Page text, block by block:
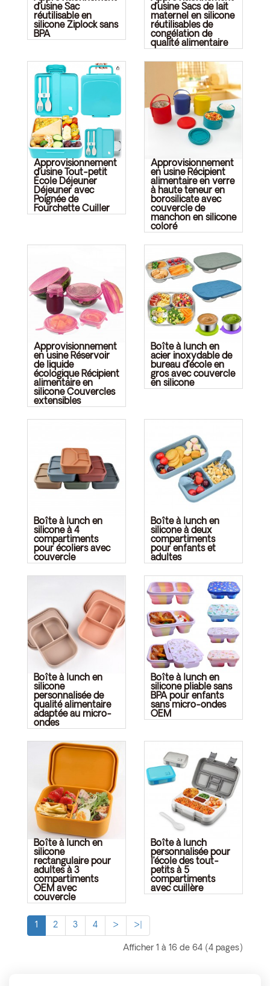
d’usine Sac
réutilisable en
silicone Ziplock sans
BPA
d’usine Sacs de lait
maternel en silicone
réutilisables de
congélation de
qualité alimentaire
Approvisionnement
d’usine Tout-petit
École Déjeuner
Déjeuner avec
Poignée de
Fourchette Cuiller
Approvisionnement
en usine Récipient
alimentaire en verre
à haute teneur en
borosilicate avec
couvercle de
manchon en silicone
coloré
Approvisionnement
en usine Réservoir
de liquide
écologique Récipient
alimentaire en
silicone Couvercles
extensibles
Boîte à lunch en
acier inoxydable de
bureau d’école en
gros avec couvercle
en silicone
Boîte à lunch en
silicone à 4
compartiments
pour écoliers avec
couvercle
Boîte à lunch en
silicone à deux
compartiments
pour enfants et
adultes
Boîte à lunch en
silicone
personnalisée de
qualité alimentaire
adaptée au micro-
ondes
Boîte à lunch en
silicone pliable sans
BPA pour enfants
sans micro-ondes
OEM
Boîte à lunch en
silicone
rectangulaire pour
adultes à 3
compartiments
OEM avec
couvercle
Boîte à lunch
personnalisée pour
l’école des tout-
petits à 5
compartiments
avec cuillère
1 2 3 4 > >|
Afficher 1 à 16 de 64 (4 pages)